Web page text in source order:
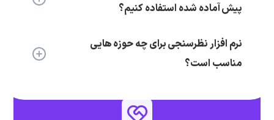
پیش آماده شده استفاده کنیم؟
نرم افزار نظرسنجی برای چه حوزه هایی
مناسب است؟